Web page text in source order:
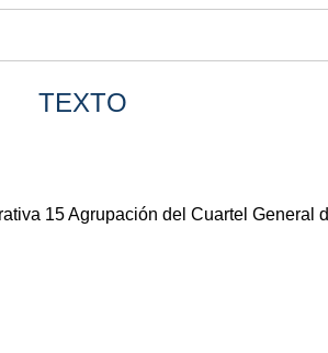
TEXTO
15 Agrupación del Cuartel General